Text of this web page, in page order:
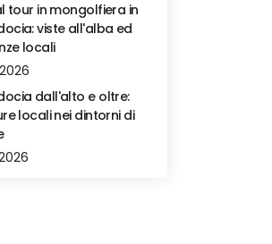
tour in mongolfiera in
viste all'alba ed
locali
dall'alto e oltre:
locali nei dintorni di